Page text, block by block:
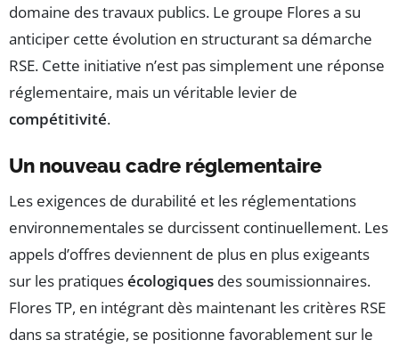
domaine des travaux publics. Le groupe Flores a su
anticiper cette évolution en structurant sa démarche
RSE. Cette initiative n’est pas simplement une réponse
réglementaire, mais un véritable levier de
compétitivité.
Un nouveau cadre réglementaire
Les exigences de durabilité et les réglementations
environnementales se durcissent continuellement. Les
appels d’offres deviennent de plus en plus exigeants
sur les pratiquesécologiques des soumissionnaires.
Flores TP, en intégrant dès maintenant les critères RSE
dans sa stratégie, se positionne favorablement sur le